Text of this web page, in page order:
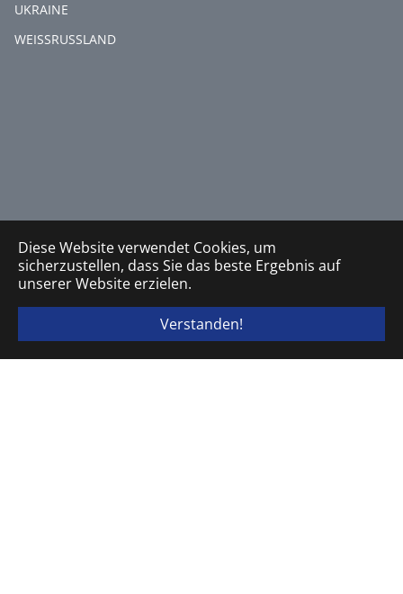
Diese Website verwendet Cookies, um
sicherzustellen, dass Sie das beste Ergebnis auf
unserer Website erzielen.
Verstanden!
UKRAINE
WEISSRUSSLAND